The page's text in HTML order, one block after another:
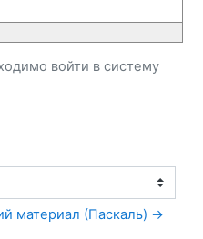
войти в систему
материал (Паскаль) →